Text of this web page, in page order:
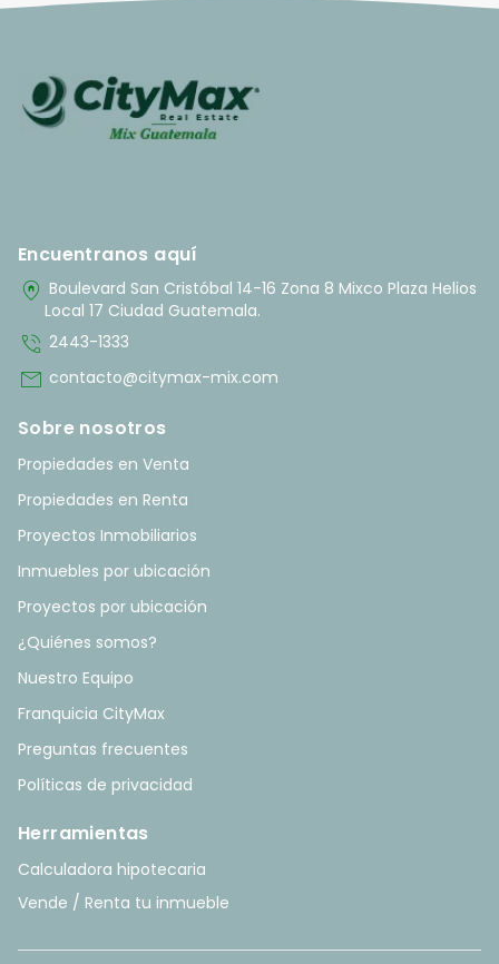
Encuentranos aquí
home_pin Boulevard San Cristóbal 14-16 Zona 8 Mixco Plaza Helios
Local 17 Ciudad Guatemala.
phone_in_talk 2443-1333
mail contacto@citymax-mix.com
Sobre nosotros
Propiedades en Venta
Propiedades en Renta
Proyectos Inmobiliarios
Inmuebles por ubicación
Proyectos por ubicación
¿Quiénes somos?
Nuestro Equipo
Franquicia CityMax
Preguntas frecuentes
Políticas de privacidad
Herramientas
Calculadora hipotecaria
Vende / Renta tu inmueble